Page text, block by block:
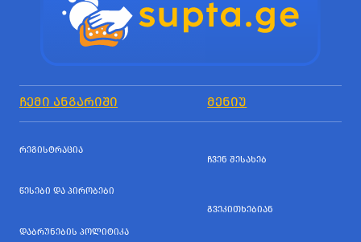
ᲩᲔᲛᲘ ᲐᲜᲒᲐᲠᲘᲨᲘ ᲛᲔᲜᲘᲣ
ᲠᲔᲒᲘᲡᲢᲠᲐᲪᲘᲐ
ᲬᲔᲡᲔᲑᲘ ᲓᲐ ᲞᲘᲠᲝᲑᲔᲑᲘ
ᲓᲐᲑᲠᲣᲜᲔᲑᲘᲡ ᲞᲝᲚᲘᲢᲘᲙᲐ
ᲩᲕᲔᲜ ᲨᲔᲡᲐᲮᲔᲑ
ᲒᲕᲔᲙᲘᲗᲮᲔᲑᲘᲐᲜ